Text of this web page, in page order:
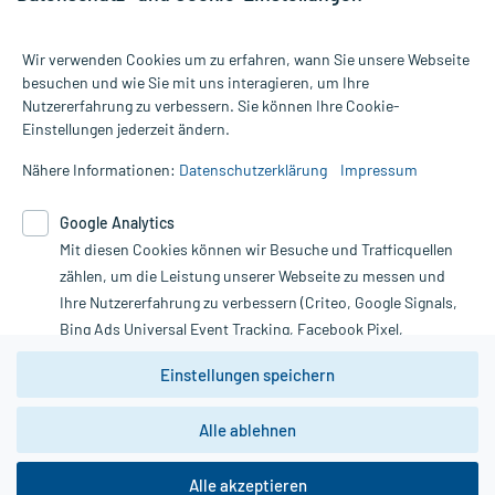
Alle Preise gelten inkl. MwSt., ggf. zzgl. Versandkosten
Informationen auf dieser Website werden ausschließlich für
die Untersuchung und Behandlung durch einen Arzt. Bitte
Therapien eingeleitet werden können. | Diese Webseite benutzt
Google Analytics. Lesen Sie bitte dazu die wichtigen Hinweise in
unserer Datenschutzerklärung. Für den Widerruf einer Bestellung
nutzen Sie das Formular:
Vertrag widerrufen
*Hinweise zu unseren Aktionen und Bewertungen
Wir verwenden Cookies um zu erfahren, wann Sie unsere Webseite
besuchen und wie Sie mit uns interagieren, um Ihre
Nutzererfahrung zu verbessern. Sie können Ihre Cookie-
Einstellungen jederzeit ändern.
Nähere Informationen: Datenschutzerklärung Impressum
Google Analytics
Mit diesen Cookies können wir Besuche und Trafficquellen
zählen, um die Leistung unserer Webseite zu messen und
Ihre Nutzererfahrung zu verbessern (Criteo, Google Signals,
Bing Ads Universal Event Tracking, Facebook Pixel,
Youtube-Social Plugin).
Wir weisen darauf hin, dass die
zwingend den Europäischen Anforderungen gem. EU-
DSGVO genügen und ein Datentransfer in Drittstaaten bzw.
Daten dort verarbeitet werden, kann nicht geprüft und
Einstellungen speichern
Alle ablehnen
Alle akzeptieren